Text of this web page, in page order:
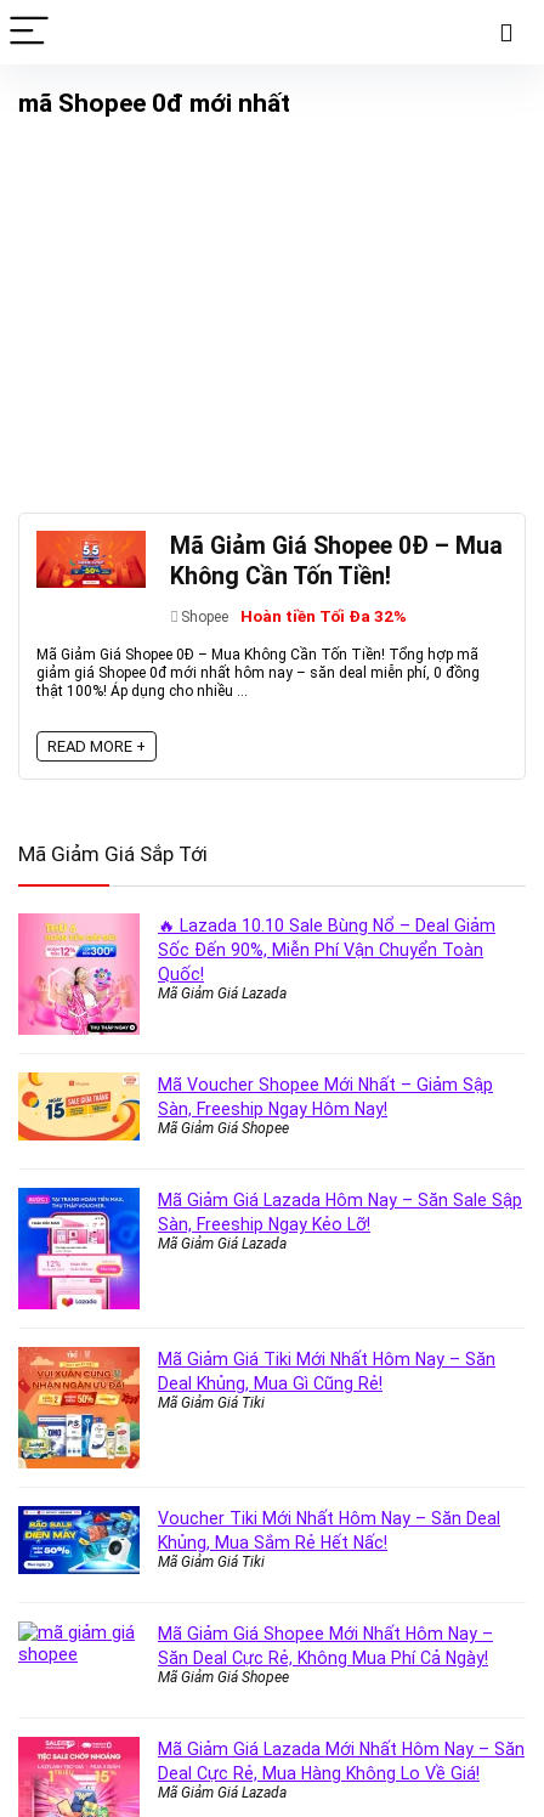
mã Shopee 0đ mới nhất
Mã Giảm Giá Shopee 0Đ – Mua
Không Cần Tốn Tiền!
Shopee Hoàn tiền Tối Đa 32%
Mã Giảm Giá Shopee 0Đ – Mua Không Cần Tốn Tiền! Tổng hợp mã
giảm giá Shopee 0đ mới nhất hôm nay – săn deal miễn phí, 0 đồng
thật 100%! Áp dụng cho nhiều ...
READ MORE +
Mã Giảm Giá Sắp Tới
🔥 Lazada 10.10 Sale Bùng Nổ – Deal Giảm
Sốc Đến 90%, Miễn Phí Vận Chuyển Toàn
Quốc!
Mã Giảm Giá Lazada
Mã Voucher Shopee Mới Nhất – Giảm Sập
Sàn, Freeship Ngay Hôm Nay!
Mã Giảm Giá Shopee
Mã Giảm Giá Lazada Hôm Nay – Săn Sale Sập
Sàn, Freeship Ngay Kẻo Lỡ!
Mã Giảm Giá Lazada
Mã Giảm Giá Tiki Mới Nhất Hôm Nay – Săn
Deal Khủng, Mua Gì Cũng Rẻ!
Mã Giảm Giá Tiki
Voucher Tiki Mới Nhất Hôm Nay – Săn Deal
Khủng, Mua Sắm Rẻ Hết Nấc!
Mã Giảm Giá Tiki
Mã Giảm Giá Shopee Mới Nhất Hôm Nay –
Săn Deal Cực Rẻ, Không Mua Phí Cả Ngày!
Mã Giảm Giá Shopee
Mã Giảm Giá Lazada Mới Nhất Hôm Nay – Săn
Deal Cực Rẻ, Mua Hàng Không Lo Về Giá!
Mã Giảm Giá Lazada